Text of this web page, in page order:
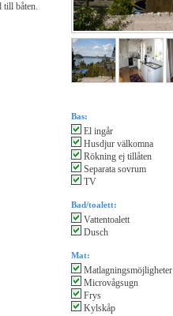
till båten.
Bas:
El ingår
Husdjur välkomna
Rökning ej tillåten
Separata sovrum
TV
Bad/toalett:
Vattentoalett
Dusch
Mat:
Matlagningsmöjligheter
Microvågsugn
Frys
Kylskåp